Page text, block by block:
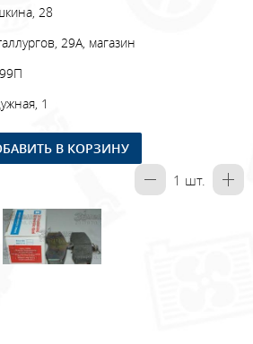
28
29А, магазин
1
В КОРЗИНУ
1 шт.